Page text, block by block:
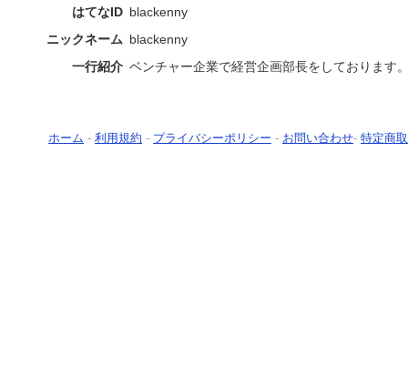
はてなID blackenny
ニックネーム blackenny
一行紹介 ベンチャー企業で経営企画部長をしております
ホーム - 利用規約 - プライバシーポリシー - お問い合わせ- 特定商